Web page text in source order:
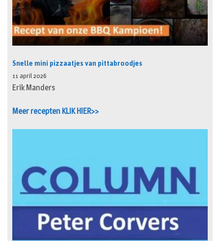
Snelle mini pizzaatjes van pittabroodjes
11 april 2026
Erik Manders
Meer recepten KLIK HIER>>